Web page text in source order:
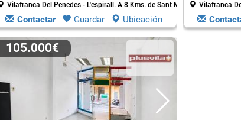
Vilafranca Del Penedes - L'espirall. A 8 Kms. de Sant Marti Sarroca
Contactar Guardar Ubicación
Vilafranca
105.000€